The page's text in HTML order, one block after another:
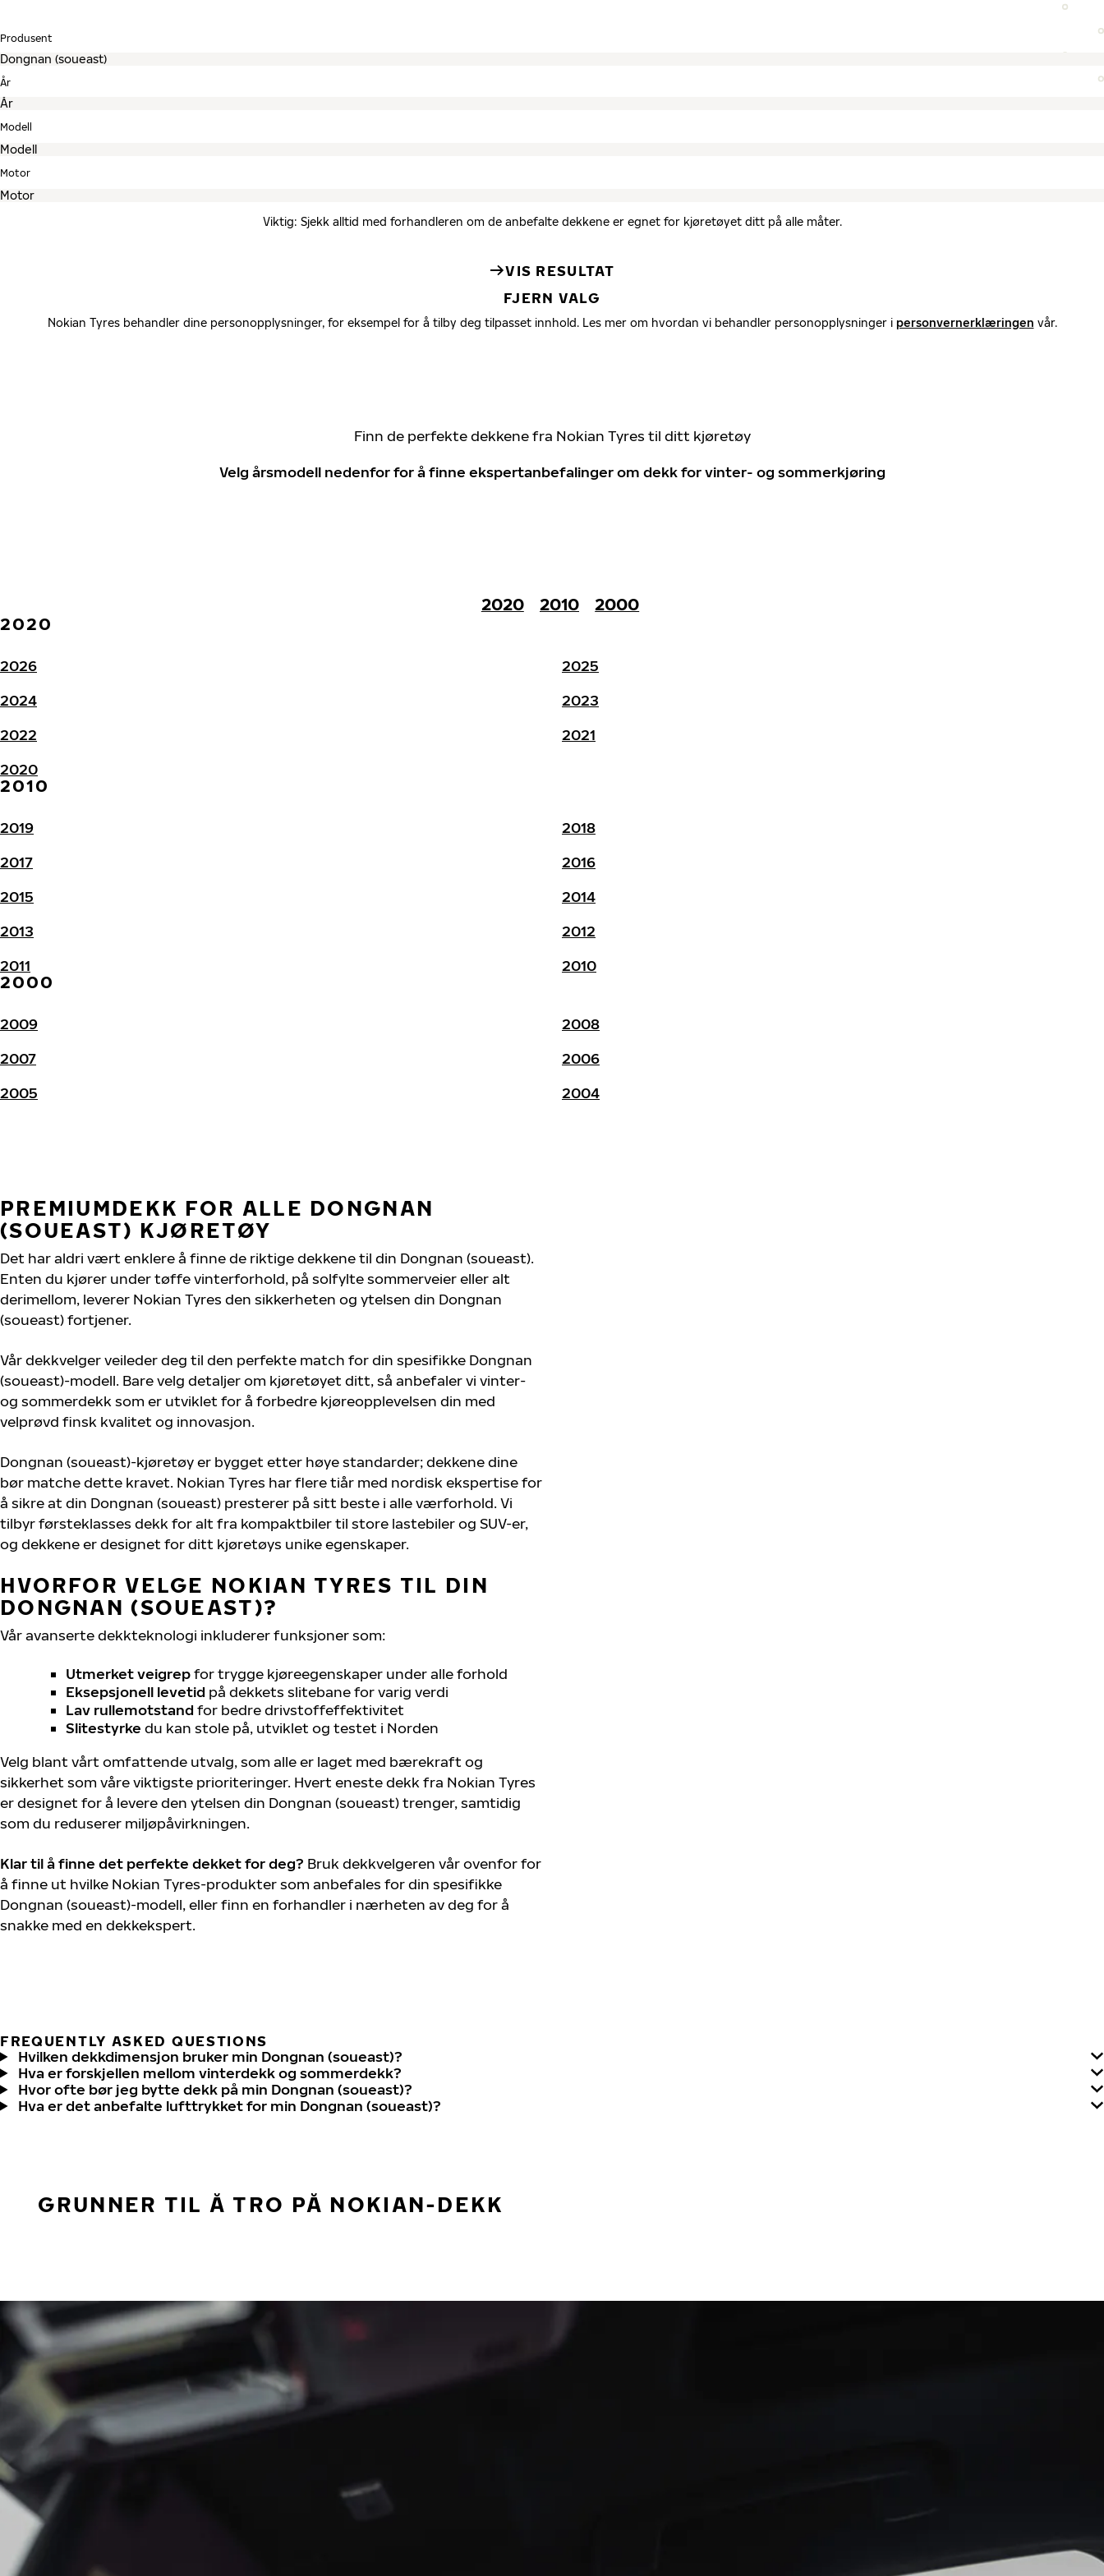
Produsent
År
Modell
Motor
Viktig: Sjekk alltid med forhandleren om de anbefalte dekkene er egnet for kjøretøyet ditt på alle måter.
VIS RESULTAT
FJERN VALG
Nokian Tyres behandler dine personopplysninger, for eksempel for å tilby deg tilpasset innhold. Les mer om hvordan vi behandler personopplysninger i personvernerklæringen vår.
Finn de perfekte dekkene fra Nokian Tyres til ditt kjøretøy
Velg årsmodell nedenfor for å finne ekspertanbefalinger om dekk for vinter- og sommerkjøring
2020 2010
2000
2020
2026
2025
2024
2023
2022
2021
2020
2010
2019
2018
2017
2016
2015
2014
2013
2012
2011
2010
2000
2009
2008
2007
2006
2005
2004
PREMIUMDEKK FOR ALLE DONGNAN
(SOUEAST) KJØRETØY
Det har aldri vært enklere å finne de riktige dekkene til din Dongnan (soueast).
Enten du kjører under tøffe vinterforhold, på solfylte sommerveier eller alt
derimellom, leverer Nokian Tyres den sikkerheten og ytelsen din Dongnan
(soueast) fortjener.
Vår dekkvelger veileder deg til den perfekte match for din spesifikke Dongnan
(soueast)-modell. Bare velg detaljer om kjøretøyet ditt, så anbefaler vi vinter-
og sommerdekk som er utviklet for å forbedre kjøreopplevelsen din med
velprøvd finsk kvalitet og innovasjon.
Dongnan (soueast)-kjøretøy er bygget etter høye standarder; dekkene dine
bør matche dette kravet. Nokian Tyres har flere tiår med nordisk ekspertise for
å sikre at din Dongnan (soueast) presterer på sitt beste i alle værforhold. Vi
tilbyr førsteklasses dekk for alt fra kompaktbiler til store lastebiler og SUV-er,
og dekkene er designet for ditt kjøretøys unike egenskaper.
HVORFOR VELGE NOKIAN TYRES TIL DIN
DONGNAN (SOUEAST)?
Vår avanserte dekkteknologi inkluderer funksjoner som:
Utmerket veigrepfor trygge kjøreegenskaper under alle forhold
Eksepsjonell levetid på dekkets slitebane for varig verdi
Lav rullemotstand for bedre drivstoffeffektivitet
Slitestyrke du kan stole på, utviklet og testet i Norden
Velg blant vårt omfattende utvalg, som alle er laget med bærekraft og
sikkerhet som våre viktigste prioriteringer. Hvert eneste dekk fra Nokian Tyres
er designet for å levere den ytelsen din Dongnan (soueast) trenger, samtidig
som du reduserer miljøpåvirkningen.
Klar til å finne det perfekte dekket for deg? Bruk dekkvelgeren vår ovenfor for
å finne ut hvilke Nokian Tyres-produkter som anbefales for din spesifikke
Dongnan (soueast)-modell, eller finn en forhandler i nærheten av deg for å
snakke med en dekkekspert.
FREQUENTLY ASKED QUESTIONS
Hvilken dekkdimensjon bruker min Dongnan (soueast)?
Hva er forskjellen mellom vinterdekk og sommerdekk?
Hvor ofte bør jeg bytte dekk på min Dongnan (soueast)?
Hva er det anbefalte lufttrykket for min Dongnan (soueast)?
GRUNNER TIL Å TRO PÅ NOKIAN-DEKK